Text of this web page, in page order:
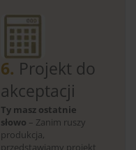
6. Projekt do
akceptacji
Ty masz ostatnie
słowo – Zanim ruszy
produkcja,
przedstawiamy projekt